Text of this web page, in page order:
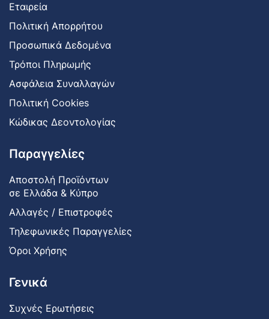
Εταιρεία
Πολιτική Απορρήτου
Προσωπικά Δεδομένα
Τρόποι Πληρωμής
Ασφάλεια Συναλλαγών
Πολιτική Cookies
Κώδικας Δεοντολογίας
Παραγγελίες
Αποστολή Προϊόντων
σε Ελλάδα & Κύπρο
Αλλαγές / Επιστροφές
Τηλεφωνικές Παραγγελίες
Όροι Χρήσης
Γενικά
Συχνές Ερωτήσεις